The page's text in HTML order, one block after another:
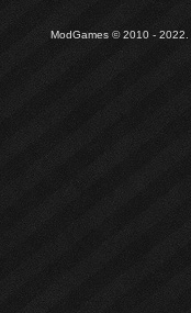
ModGames © 2010 - 2022.